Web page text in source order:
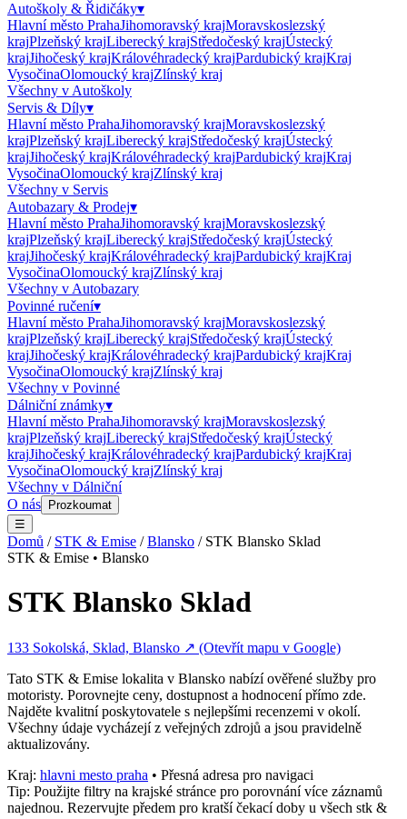
Autoškoly & Řidičáky▾
Hlavní město PrahaJihomoravský krajMoravskoslezský
krajPlzeňský krajLiberecký krajStředočeský krajÚstecký
krajJihočeský krajKrálovéhradecký krajPardubický krajKraj
VysočinaOlomoucký krajZlínský kraj
Všechny v Autoškoly
Servis & Díly▾
Hlavní město PrahaJihomoravský krajMoravskoslezský
krajPlzeňský krajLiberecký krajStředočeský krajÚstecký
krajJihočeský krajKrálovéhradecký krajPardubický krajKraj
VysočinaOlomoucký krajZlínský kraj
Všechny v Servis
Autobazary & Prodej▾
Hlavní město PrahaJihomoravský krajMoravskoslezský
krajPlzeňský krajLiberecký krajStředočeský krajÚstecký
krajJihočeský krajKrálovéhradecký krajPardubický krajKraj
VysočinaOlomoucký krajZlínský kraj
Všechny v Autobazary
Povinné ručení▾
Hlavní město PrahaJihomoravský krajMoravskoslezský
krajPlzeňský krajLiberecký krajStředočeský krajÚstecký
krajJihočeský krajKrálovéhradecký krajPardubický krajKraj
VysočinaOlomoucký krajZlínský kraj
Všechny v Povinné
Dálniční známky▾
Hlavní město PrahaJihomoravský krajMoravskoslezský
krajPlzeňský krajLiberecký krajStředočeský krajÚstecký
krajJihočeský krajKrálovéhradecký krajPardubický krajKraj
VysočinaOlomoucký krajZlínský kraj
Všechny v Dálniční
O nás
Prozkoumat
☰
Domů / STK & Emise /Blansko / STK Blansko Sklad
STK & Emise • Blansko
STK Blansko Sklad
133 Sokolská, Sklad, Blansko ↗ (Otevřít mapu v Google)
Tato STK & Emise lokalita v Blansko nabízí ověřené služby pro
motoristy. Porovnejte ceny, dostupnost a hodnocení přímo zde.
Najděte kvalitní poskytovatele s nejlepšími recenzemi v okolí.
Všechny údaje vycházejí z veřejných zdrojů a jsou pravidelně
aktualizovány.
Kraj: hlavni mesto praha • Přesná adresa pro navigaci
Tip: Použijte filtry na krajské stránce pro porovnání více záznamů
najednou. Rezervujte předem pro kratší čekací doby u všech stk &